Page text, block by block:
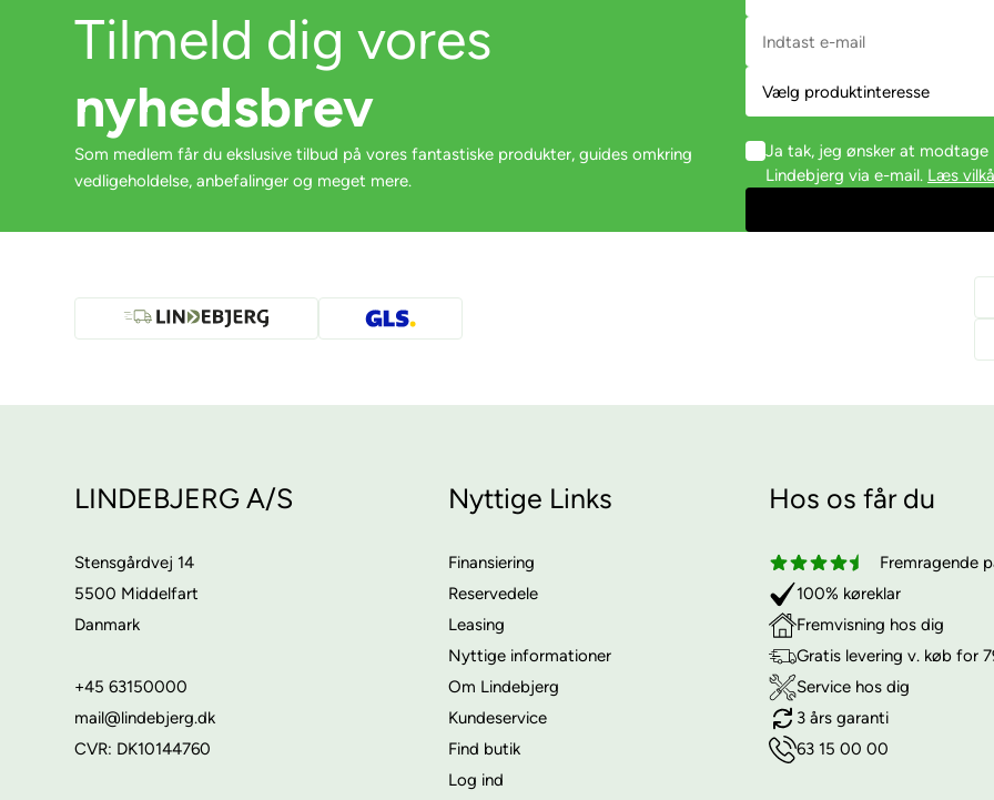
Tilmeld dig vores
nyhedsbrev
Som medlem får du ekslusive tilbud på vores fantastiske produkter, guides omkring
vedligeholdelse, anbefalinger og meget mere.
Ja tak, jeg ønsker at
Lindebjerg via e-mail. Læs
LINDEBJERG A/S
Stensgårdvej 14
5500 Middelfart
Danmark
+45 63150000
mail@lindebjerg.dk
CVR: DK10144760
Nyttige Links
Finansiering
Reservedele
Leasing
Nyttige informationer
Om Lindebjerg
Kundeservice
Find butik
Log ind
Hos os får du
Fremragende
100% køreklar
Fremvisning hos dig
Gratis levering v. køb for
Service hos dig
3 års garanti
63 15 00 00